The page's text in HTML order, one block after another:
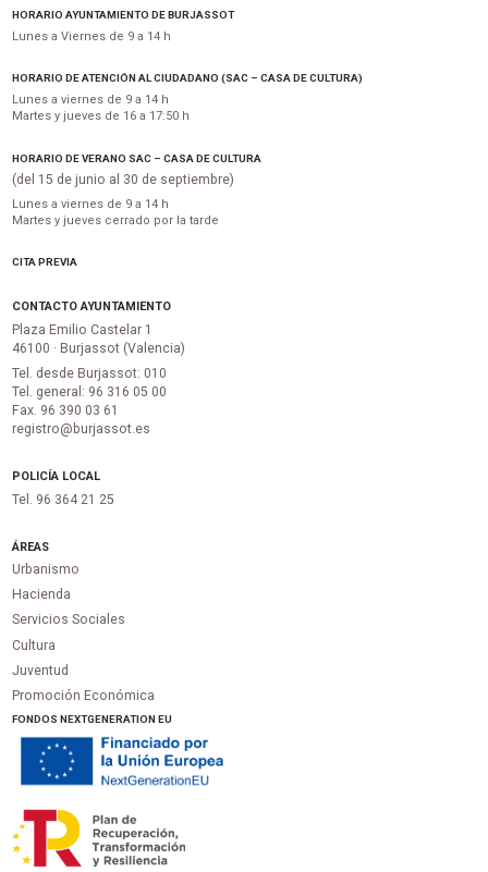
HORARIO AYUNTAMIENTO DE BURJASSOT
Lunes a Viernes de 9 a 14 h
HORARIO DE ATENCIÓN AL CIUDADANO (SAC – CASA DE CULTURA)
Lunes a viernes de 9 a 14 h
Martes y jueves de 16 a 17:50 h
HORARIO DE VERANO SAC – CASA DE CULTURA
(del 15 de junio al 30 de septiembre)
Lunes a viernes de 9 a 14 h
Martes y jueves cerrado por la tarde
CITA PREVIA
CONTACTO AYUNTAMIENTO
Plaza Emilio Castelar 1
46100 · Burjassot (Valencia)
Tel. desde Burjassot: 010
Tel. general: 96 316 05 00
Fax. 96 390 03 61
registro@burjassot.es
POLICÍA LOCAL
Tel. 96 364 21 25
ÁREAS
Urbanismo
Hacienda
Servicios Sociales
Cultura
Juventud
Promoción Económica
FONDOS NEXTGENERATION EU